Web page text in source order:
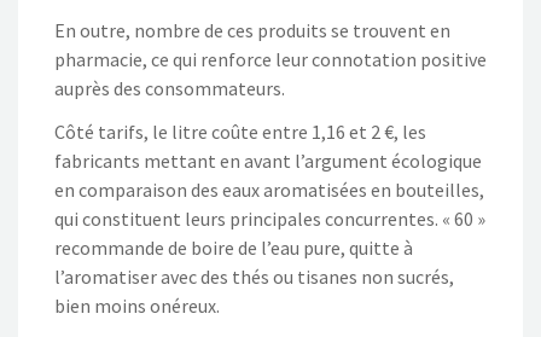
En outre, nombre de ces produits se trouvent en
pharmacie, ce qui renforce leur connotation positive
auprès des consommateurs.
Côté tarifs, le litre coûte entre 1,16 et 2 €, les
fabricants mettant en avant l’argument écologique
en comparaison des eaux aromatisées en bouteilles,
qui constituent leurs principales concurrentes. « 60 »
recommande de boire de l’eau pure, quitte à
l’aromatiser avec des thés ou tisanes non sucrés,
bien moins onéreux.